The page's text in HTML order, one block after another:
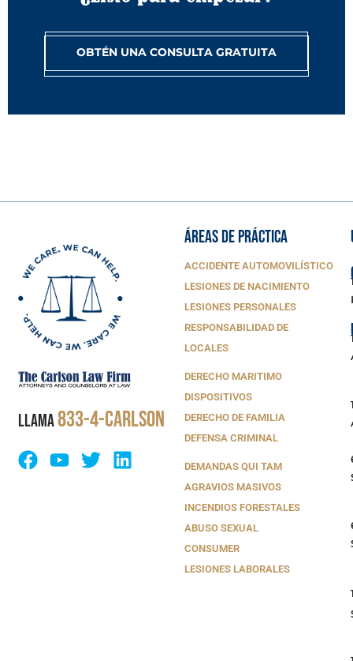
OBTÉN UNA CONSULTA GRATUITA
LLAMA833-4-CARLSON
ÁREAS DE PRÁCTICA
ACCIDENTE AUTOMOVILÍSTICO
LESIONES DE NACIMIENTO
LESIONES PERSONALES
RESPONSABILIDAD DE
LOCALES
DERECHO MARITIMO
DISPOSITIVOS
DERECHO DE FAMILIA
DEFENSA CRIMINAL
DEMANDAS QUI TAM
AGRAVIOS MASIVOS
INCENDIOS FORESTALES
ABUSO SEXUAL
CONSUMER
LESIONES LABORALES